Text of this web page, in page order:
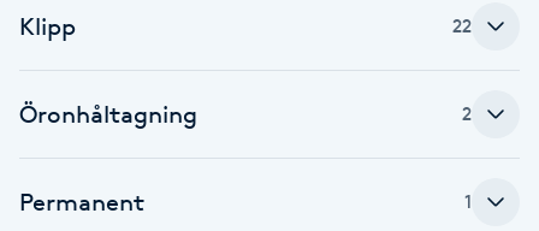
Extensions
Eyeliner-tatuering
Klipp 22
Öronhåltagning 2
Permanent 1